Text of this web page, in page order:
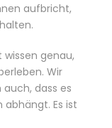
aufbricht,
genau,
Wir
auch, dass es
Es ist